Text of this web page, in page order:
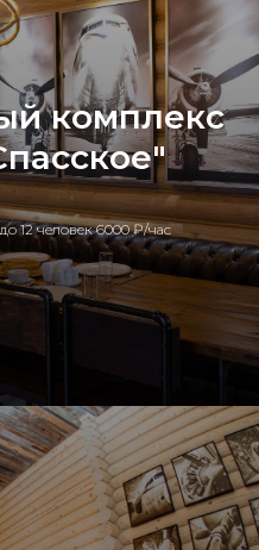
комплекс
12 человек 6000 ₽/час